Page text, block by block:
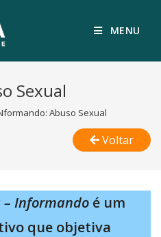
MENU
Sexual
Abuso Sexual
Voltar
– Informando é um
que objetiva